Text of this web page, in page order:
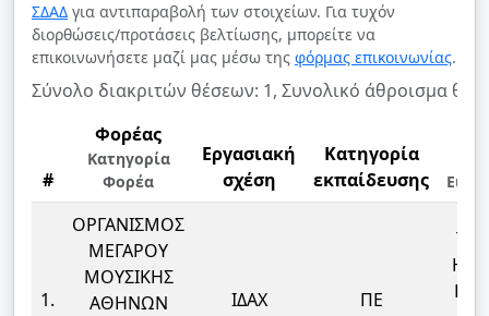
ΣΔΑΔ για αντιπαραβολή των στοιχείων. Για τυχόν
διορθώσεις/προτάσεις βελτίωσης, μπορείτε να
επικοινωνήσετε μαζί μας μέσω της φόρμας επικοινωνίας.
Σύνολο διακριτών θέσεων: 1, Συνολικό άθροισμα
#
Φορέας
Κατηγορία
Φορέα
Εργασιακή
σχέση
Κατηγορία
εκπαίδευσης
1.
ΟΡΓΑΝΙΣΜΟΣ
ΜΕΓΑΡΟΥ
ΜΟΥΣΙΚΗΣ
ΑΘΗΝΩΝ
ΙΔΑΧ ΠΕ